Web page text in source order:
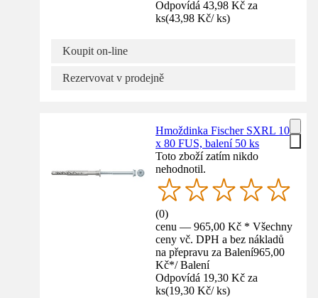
Odpovídá 43,98 Kč za
ks(43,98 Kč/ ks)
Koupit on-line
Rezervovat v prodejně
Hmoždinka Fischer SXRL 10
x 80 FUS, balení 50 ks
Toto zboží zatím nikdo
nehodnotil.
(0)
cenu — 965,00 Kč * Všechny
ceny vč. DPH a bez nákladů
na přepravu za Balení965,00
Kč*/ Balení
Odpovídá 19,30 Kč za
ks(19,30 Kč/ ks)